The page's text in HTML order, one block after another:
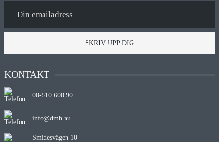
SKRIV UPP DIG
KONTAKT
08-510 608 90
info@dmh.nu
Smidesvägen 10